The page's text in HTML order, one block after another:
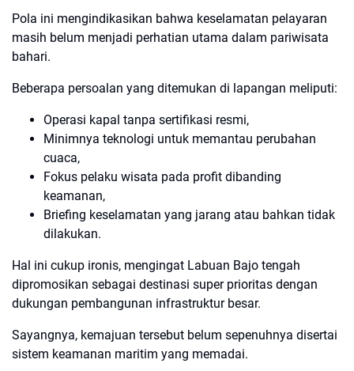
Pola ini mengindikasikan bahwa keselamatan pelayaran
masih belum menjadi perhatian utama dalam pariwisata
bahari.
Beberapa persoalan yang ditemukan di lapangan meliputi:
Operasi kapal tanpa sertifikasi resmi,
Minimnya teknologi untuk memantau perubahan
cuaca,
Fokus pelaku wisata pada profit dibanding
keamanan,
Briefing keselamatan yang jarang atau bahkan tidak
dilakukan.
Hal ini cukup ironis, mengingat Labuan Bajo tengah
dipromosikan sebagai destinasi super prioritas dengan
dukungan pembangunan infrastruktur besar.
Sayangnya, kemajuan tersebut belum sepenuhnya disertai
sistem keamanan maritim yang memadai.